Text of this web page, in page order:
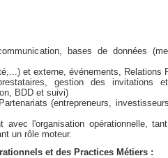
bases de données
et externe, événements, Relations
gestion des invitations
BDD et suivi)
(entrepreneurs,
avec l'organisation opérationnelle,
un rôle moteur.
et des Practices Métiers :